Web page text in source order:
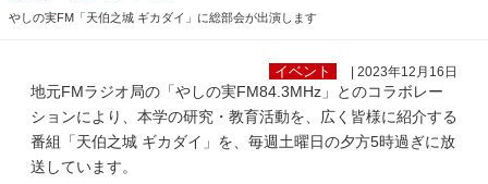
やしの実FM「天伯之城 ギカダイ」に総部会が出演します
イベント | 2023年12月16日
地元FMラジオ局の「やしの実FM84.3MHz」とのコラボレー
ションにより、本学の研究・教育活動を、広く皆様に紹介する
番組「天伯之城 ギカダイ」を、毎週土曜日の夕方5時過ぎに放
送しています。